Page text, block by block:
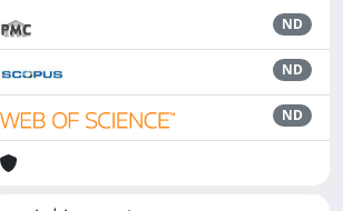
ND
ND
ND